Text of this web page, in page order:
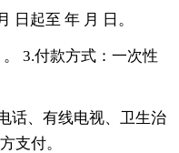
日起至 年 月 日。
3.付款方式：一次性
话、有线电视、卫生治
支付。